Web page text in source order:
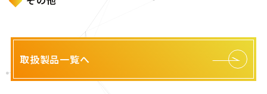
取扱製品一覧へ